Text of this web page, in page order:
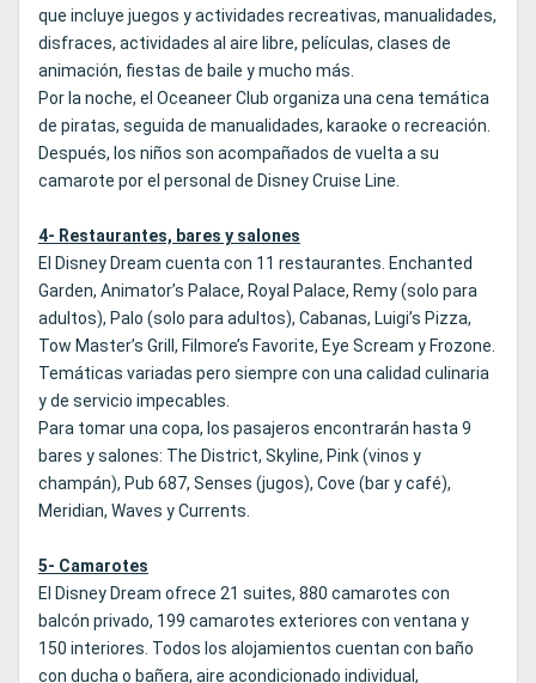
que incluye juegos y actividades recreativas, manualidades,
disfraces, actividades al aire libre, películas, clases de
animación, fiestas de baile y mucho más.
Por la noche, el Oceaneer Club organiza una cena temática
de piratas, seguida de manualidades, karaoke o recreación.
Después, los niños son acompañados de vuelta a su
camarote por el personal de Disney Cruise Line.
4- Restaurantes, bares y salones
El Disney Dream cuenta con 11 restaurantes. Enchanted
Garden, Animator’s Palace, Royal Palace, Remy (solo para
adultos), Palo (solo para adultos), Cabanas, Luigi’s Pizza,
Tow Master’s Grill, Filmore’s Favorite, Eye Scream y Frozone.
Temáticas variadas pero siempre con una calidad culinaria
y de servicio impecables.
Para tomar una copa, los pasajeros encontrarán hasta 9
bares y salones: The District, Skyline, Pink (vinos y
champán), Pub 687, Senses (jugos), Cove (bar y café),
Meridian, Waves y Currents.
5- Camarotes
El Disney Dream ofrece 21 suites, 880 camarotes con
balcón privado, 199 camarotes exteriores con ventana y
150 interiores. Todos los alojamientos cuentan con baño
con ducha o bañera, aire acondicionado individual,